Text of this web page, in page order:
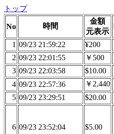
トップ
No 時間
金額
元表示
1 09/23 21:59:22 ¥200
2 09/23 22:01:55 ￥500
3 09/23 22:03:58 $10.00
4 09/23 22:57:36 ￥2,440
5 09/23 23:29:51 $20.00
6 09/23 23:52:04 $5.00